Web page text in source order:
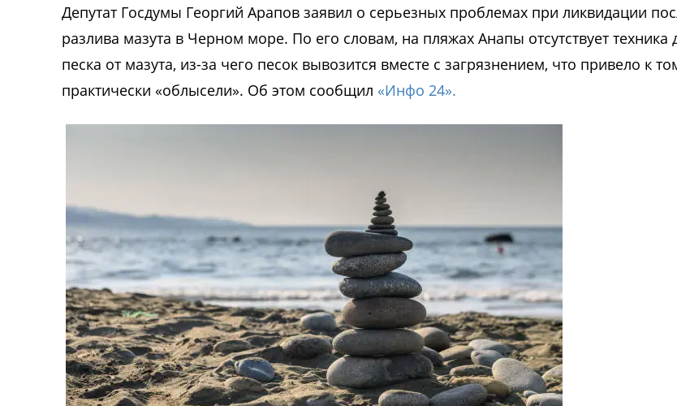
Депутат Госдумы Георгий Арапов заявил о серьезных проблемах при ликвидации
разлива мазута в Черном море. По его словам, на пляжах Анапы отсутствует техника
песка от мазута, из-за чего песок вывозится вместе с загрязнением, что привело к
практически «облысели». Об этом сообщил «Инфо 24».